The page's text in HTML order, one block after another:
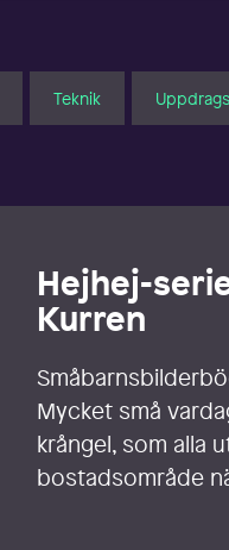
Teknik
Hejhej-
Kurren
Mycket små
krångel, som alla
bostadsområde